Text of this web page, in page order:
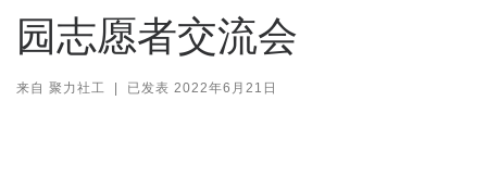
园志愿者交流会
来自 聚力社工 已发表 2022年6月21日